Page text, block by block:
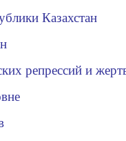
Казахстан
репрессий и